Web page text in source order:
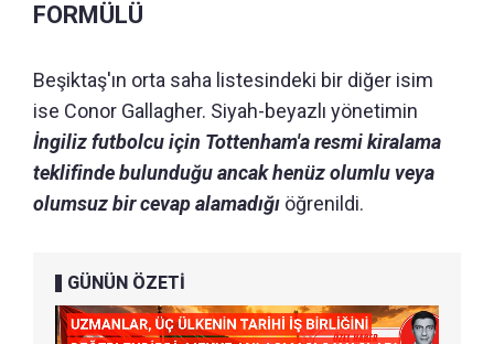
FORMÜLÜ
Beşiktaş'ın orta saha listesindeki bir diğer isim
ise Conor Gallagher. Siyah-beyazlı yönetimin
İngiliz futbolcu için Tottenham'a resmi kiralama
teklifinde bulunduğu ancak henüz olumlu veya
olumsuz bir cevap alamadığı öğrenildi.
GÜNÜN ÖZETİ